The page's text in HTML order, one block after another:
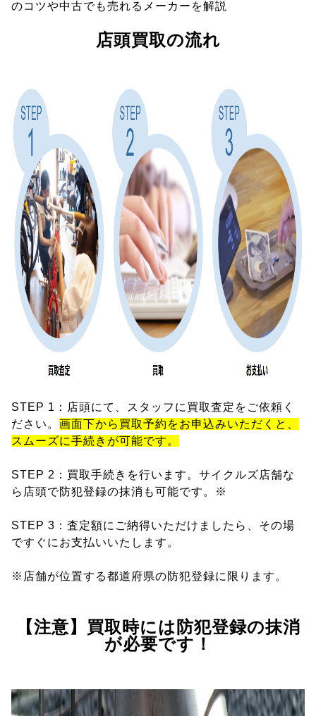
のコツや中古でも売れるメーカーを解説
店頭買取の流れ
STEP 1：店頭にて、スタッフに買取査定をご依頼く
ださい。 画面下から買取予約をお申込みいただくと、
スムーズに手続きが可能です。
STEP 2：買取手続きを行います。サイクルズ店舗な
ら店頭で防犯登録の抹消も可能です。※
STEP 3：査定額にご納得いただけましたら、その場
ですぐにお支払いいたします。
※店舗が位置する都道府県の防犯登録に限ります。
【注意】買取時には防犯登録の抹消
が必要です！